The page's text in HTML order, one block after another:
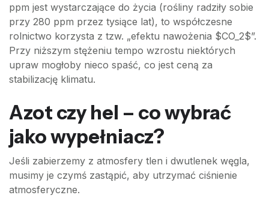
ppm jest wystarczające do życia (rośliny radziły sobie
przy 280 ppm przez tysiące lat), to współczesne
rolnictwo korzysta z tzw. „efektu nawożenia $CO_2$”.
Przy niższym stężeniu tempo wzrostu niektórych
upraw mogłoby nieco spaść, co jest ceną za
stabilizację klimatu.
Azot czy hel – co wybrać
jako wypełniacz?
Jeśli zabierzemy z atmosfery tlen i dwutlenek węgla,
musimy je czymś zastąpić, aby utrzymać ciśnienie
atmosferyczne.